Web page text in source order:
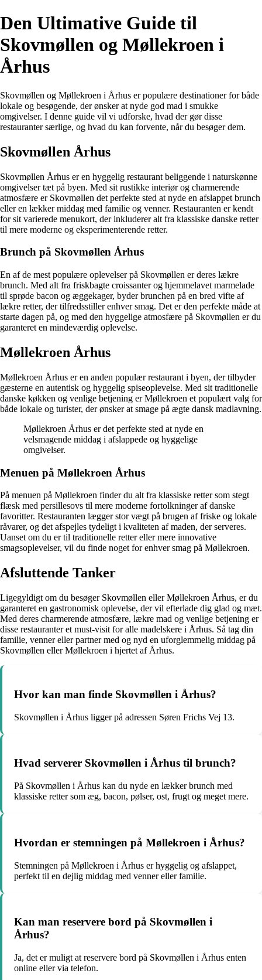
Den Ultimative Guide til
Skovmøllen og Møllekroen i
Århus
Skovmøllen og Møllekroen i Århus er populære destinationer for både
lokale og besøgende, der ønsker at nyde god mad i smukke
omgivelser. I denne guide vil vi udforske, hvad der gør disse
restauranter særlige, og hvad du kan forvente, når du besøger dem.
Skovmøllen Århus
Skovmøllen Århus er en hyggelig restaurant beliggende i naturskønne
omgivelser tæt på byen. Med sit rustikke interiør og charmerende
atmosfære er Skovmøllen det perfekte sted at nyde en afslappet brunch
eller en lækker middag med familie og venner. Restauranten er kendt
for sit varierede menukort, der inkluderer alt fra klassiske danske retter
til mere moderne og eksperimenterende retter.
Brunch på Skovmøllen Århus
En af de mest populære oplevelser på Skovmøllen er deres lækre
brunch. Med alt fra friskbagte croissanter og hjemmelavet marmelade
til sprøde bacon og æggekager, byder brunchen på en bred vifte af
lækre retter, der tilfredsstiller enhver smag. Det er den perfekte måde at
starte dagen på, og med den hyggelige atmosfære på Skovmøllen er du
garanteret en mindeværdig oplevelse.
Møllekroen Århus
Møllekroen Århus er en anden populær restaurant i byen, der tilbyder
gæsterne en autentisk og hyggelig spiseoplevelse. Med sit traditionelle
danske køkken og venlige betjening er Møllekroen et populært valg for
både lokale og turister, der ønsker at smage på ægte dansk madlavning.
Møllekroen Århus er det perfekte sted at nyde en
velsmagende middag i afslappede og hyggelige
omgivelser.
Menuen på Møllekroen Århus
På menuen på Møllekroen finder du alt fra klassiske retter som stegt
flæsk med persillesovs til mere moderne fortolkninger af danske
favoritter. Restauranten lægger stor vægt på brugen af friske og lokale
råvarer, og det afspejles tydeligt i kvaliteten af maden, der serveres.
Uanset om du er til traditionelle retter eller mere innovative
smagsoplevelser, vil du finde noget for enhver smag på Møllekroen.
Afsluttende Tanker
Ligegyldigt om du besøger Skovmøllen eller Møllekroen Århus, er du
garanteret en gastronomisk oplevelse, der vil efterlade dig glad og mæt.
Med deres charmerende atmosfære, lækre mad og venlige betjening er
disse restauranter et must-visit for alle madelskere i Århus. Så tag din
familie, venner eller partner med og nyd en uforglemmelig middag på
Skovmøllen eller Møllekroen i hjertet af Århus.
Hvor kan man finde Skovmøllen i Århus?
Skovmøllen i Århus ligger på adressen Søren Frichs Vej 13.
Hvad serverer Skovmøllen i Århus til brunch?
På Skovmøllen i Århus kan du nyde en lækker brunch med
klassiske retter som æg, bacon, pølser, ost, frugt og meget mere.
Hvordan er stemningen på Møllekroen i Århus?
Stemningen på Møllekroen i Århus er hyggelig og afslappet,
perfekt til en dejlig middag med venner eller familie.
Kan man reservere bord på Skovmøllen i
Århus?
Ja, det er muligt at reservere bord på Skovmøllen i Århus enten
online eller via telefon.